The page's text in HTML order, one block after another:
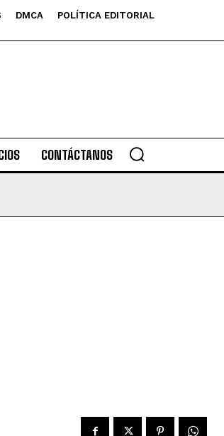
DMCA
POLÍTICA EDITORIAL
CONTÁCTANOS